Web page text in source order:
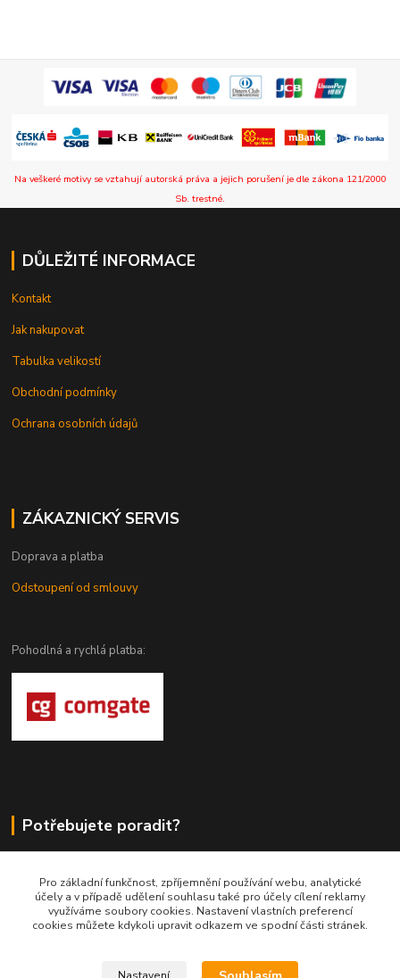
Na veškeré motivy se vztahují autorská práva a jejich porušení je dle zákona 121/2000
Sb. trestné.
DŮLEŽITÉ INFORMACE
Kontakt
Jak nakupovat
Tabulka velikostí
Obchodní podmínky
Ochrana osobních údajů
ZÁKAZNICKÝ SERVIS
Doprava a platba
Odstoupení od smlouvy
Pohodlná a rychlá platba:
Potřebujete poradit?
+420 731 722 844
Pro základní funkčnost, zpříjemnění používání webu, analytické
účely a v případě udělení souhlasu také pro účely cílení reklamy
využíváme soubory cookies. Nastavení vlastních preferencí
cookies můžete kdykoli upravit odkazem ve spodní části stránek.